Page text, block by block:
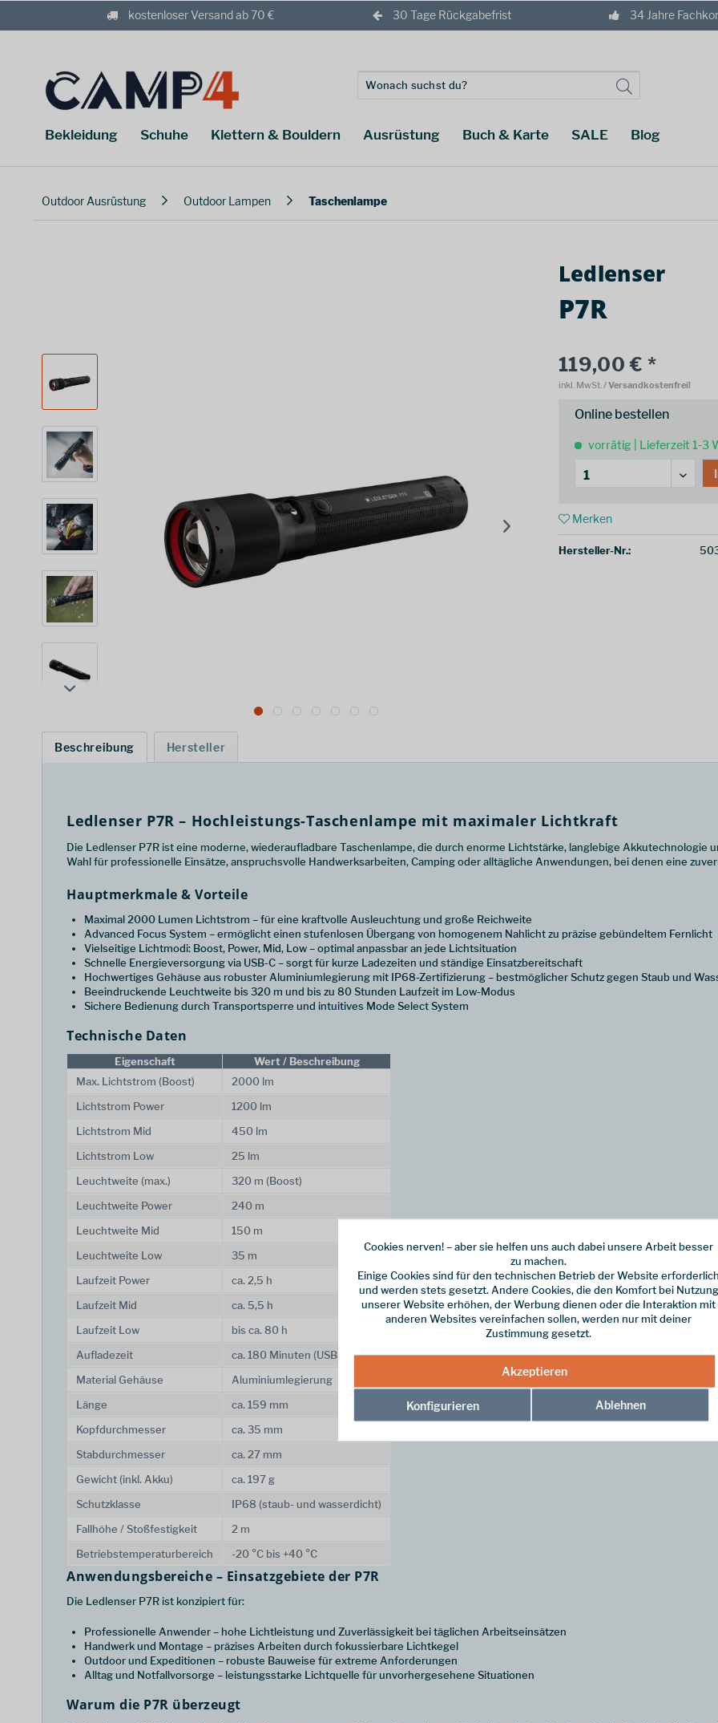
kostenloser Versand ab 70 € 30 Tage Rückgabefrist 34 Jahre
Bekleidung Schuhe Klettern & Bouldern Ausrüstung Buch & Karte SALE Blog
Outdoor Ausrüstung Outdoor Lampen Taschenlampe
Ledlenser
P7R
119,00 € *
inkl. MwSt./ Versandkostenfrei!
Online bestellen
vorrätig | Lieferzeit 1-3
Merken
Hersteller-Nr.:
Beschreibung Hersteller
Ledlenser P7R – Hochleistungs-Taschenlampe mit maximaler Lichtkraft
Die Ledlenser P7R ist eine moderne, wiederaufladbare Taschenlampe, die durch enorme Lichtstärke, langlebige Akkutechnologie
Wahl für professionelle Einsätze, anspruchsvolle Handwerksarbeiten, Camping oder alltägliche Anwendungen, bei denen eine
Hauptmerkmale & Vorteile
Maximal 2000 Lumen Lichtstrom – für eine kraftvolle Ausleuchtung und große Reichweite
Advanced Focus System – ermöglicht einen stufenlosen Übergang von homogenem Nahlicht zu präzise gebündeltem Fernlicht
Vielseitige Lichtmodi: Boost, Power, Mid, Low – optimal anpassbar an jede Lichtsituation
Schnelle Energieversorgung via USB-C – sorgt für kurze Ladezeiten und ständige Einsatzbereitschaft
Hochwertiges Gehäuse aus robuster Aluminiumlegierung mit IP68-Zertifizierung – bestmöglicher Schutz gegen Staub und
Beeindruckende Leuchtweite bis 320 m und bis zu 80 Stunden Laufzeit im Low-Modus
Sichere Bedienung durch Transportsperre und intuitives Mode Select System
Technische Daten
Eigenschaft
Wert / Beschreibung
Max. Lichtstrom (Boost)
2000 lm
Lichtstrom Power
1200 lm
Lichtstrom Mid
450 lm
Lichtstrom Low
25 lm
Leuchtweite (max.)
320 m (Boost)
Leuchtweite Power
240 m
Leuchtweite Mid
150 m
Leuchtweite Low
35 m
Laufzeit Power
ca. 2,5 h
Laufzeit Mid
ca. 5,5 h
Laufzeit Low
bis ca. 80 h
Aufladezeit
ca. 180 Minuten (USB-C)
Material Gehäuse
Aluminiumlegierung
Länge
ca. 159 mm
Kopfdurchmesser
ca. 35 mm
Stabdurchmesser
ca. 27 mm
Gewicht (inkl. Akku)
ca. 197 g
Schutzklasse
IP68 (staub- und wasserdicht)
Fallhöhe / Stoßfestigkeit
2 m
Betriebstemperaturbereich
-20 °C bis +40 °C
Anwendungsbereiche – Einsatzgebiete der P7R
Die Ledlenser P7R ist konzipiert für:
Professionelle Anwender – hohe Lichtleistung und Zuverlässigkeit bei täglichen Arbeitseinsätzen
Handwerk und Montage – präzises Arbeiten durch fokussierbare Lichtkegel
Outdoor und Expeditionen – robuste Bauweise für extreme Anforderungen
Alltag und Notfallvorsorge – leistungsstarke Lichtquelle für unvorhergesehene Situationen
Warum die P7R überzeugt
Cookies nerven! – aber sie helfen uns auch dabei unsere Arbeit besser
zu machen.
Einige Cookies sind für den technischen Betrieb der Website
und werden stets gesetzt. Andere Cookies, die den Komfort bei Nutzung
unserer Website erhöhen, der Werbung dienen oder die Interaktion mit
anderen Websites vereinfachen sollen, werden nur mit deiner
Zustimmung gesetzt.
Akzeptieren
Konfigurieren Ablehnen